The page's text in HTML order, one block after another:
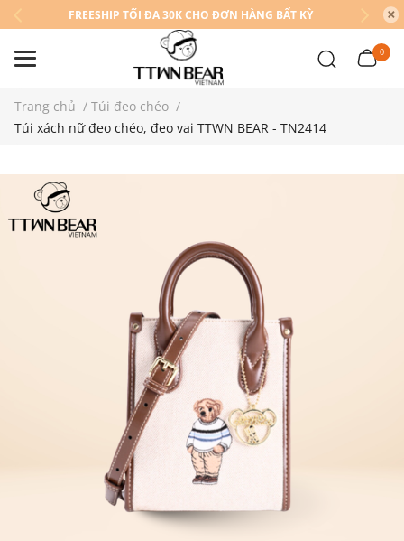
FREESHIP TỐI ĐA 30K CHO ĐƠN HÀNG BẤT KỲ
0
Trang chủ / Túi đeo chéo /
Túi xách nữ đeo chéo, đeo vai TTWN BEAR - TN2414